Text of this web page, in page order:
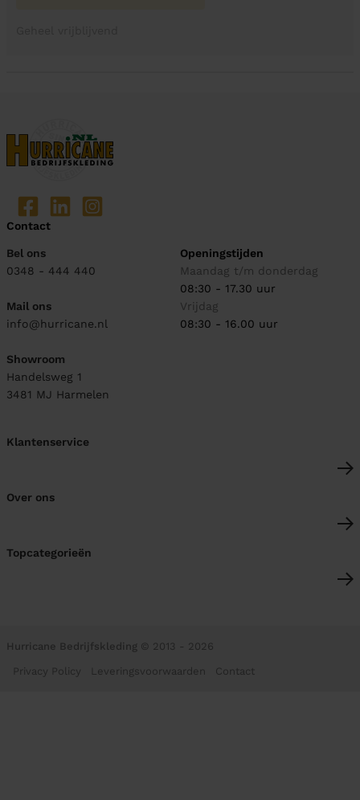
Contact
Bel ons
0348 - 444 440
Mail ons
info@hurricane.nl
Showroom
Handelsweg 1
3481 MJ Harmelen
Openingstijden
Maandag t/m donderdag
08:30 - 17.30 uur
Vrijdag
08:30 - 16.00 uur
Klantenservice
Over ons
Topcategorieën
Hurricane Bedrijfskleding © 2013 - 2026
Privacy Policy Leveringsvoorwaarden Contact